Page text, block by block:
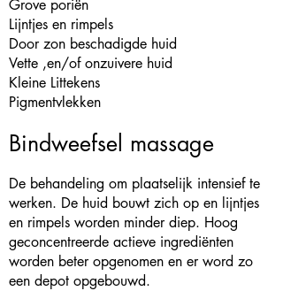
Bindweefsel massage
De behandeling om plaatselijk intensief te
werken. De huid bouwt zich op en lijntjes
en rimpels worden minder diep. Hoog
geconcentreerde actieve ingrediënten
worden beter opgenomen en er word zo
een depot opgebouwd.
Grove poriën
Lijntjes en rimpels
Door zon beschadigde huid
Vette ,en/of onzuivere huid
Kleine Littekens
Pigmentvlekken